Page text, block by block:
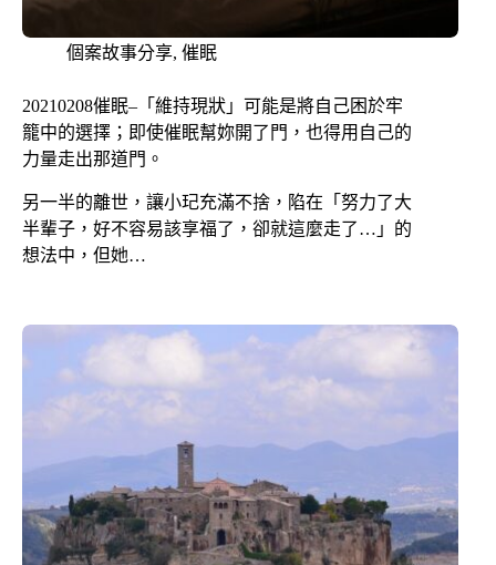
個案故事分享, 催眠
20210208催眠–「維持現狀」可能是將自己困於牢
籠中的選擇；即使催眠幫妳開了門，也得用自己的
力量走出那道門。
另一半的離世，讓小玘充滿不捨，陷在「努力了大
半輩子，好不容易該享福了，卻就這麼走了…」的
想法中，但她…